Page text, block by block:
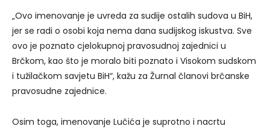
„Ovo imenovanje je uvreda za sudije ostalih sudova u BiH,
jer se radi o osobi koja nema dana sudijskog iskustva. Sve
ovo je poznato cjelokupnoj pravosudnoj zajednici u
Brčkom, kao što je moralo biti poznato i Visokom sudskom
i tužilačkom savjetu BiH“, kažu za Žurnal članovi brčanske
pravosudne zajednice.
Osim toga, imenovanje Lučića je suprotno i nacrtu